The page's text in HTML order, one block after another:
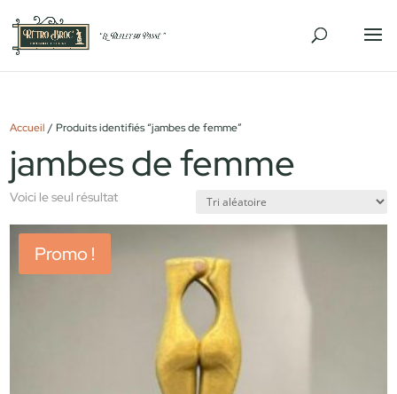
Accueil / Produits identifiés “jambes de femme”
jambes de femme
Voici le seul résultat
Promo !